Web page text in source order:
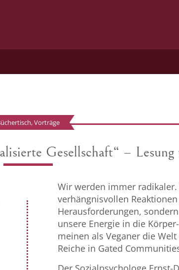
Vorträge
Gesellschaft“ – Lesung
Wir werden immer
verhängnisvollen
Herausforderungen,
unsere Energie in die
meinen als Veganer die
Reiche in Gated